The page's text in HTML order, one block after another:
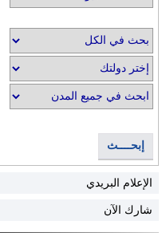
إبحــــث
الإعلام البريدي
شارك الآن